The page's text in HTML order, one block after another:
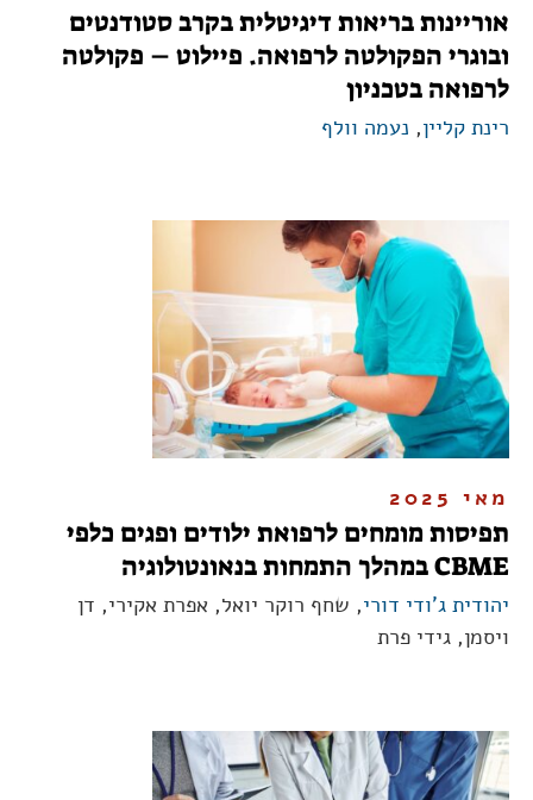
אוריינות בריאות דיגיטלית בקרב סטודנטים
ובוגרי הפקולטה לרפואה. פיילוט – פקולטה
לרפואה בטכניון
רינת קליין, נעמה וולף
מאי 2025
תפיסות מומחים לרפואת ילודים ופגים כלפי
CBME במהלך התמחות בנאונטולוגיה
יהודית ג'ודי דורי, שחף רוקר יואל, אפרת אקירי, דן
ויסמן, גידי פרת